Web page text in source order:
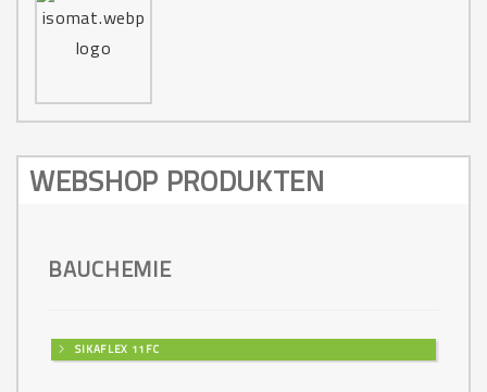
WEBSHOP PRODUKTEN
BAUCHEMIE
SIKAFLEX 11FC